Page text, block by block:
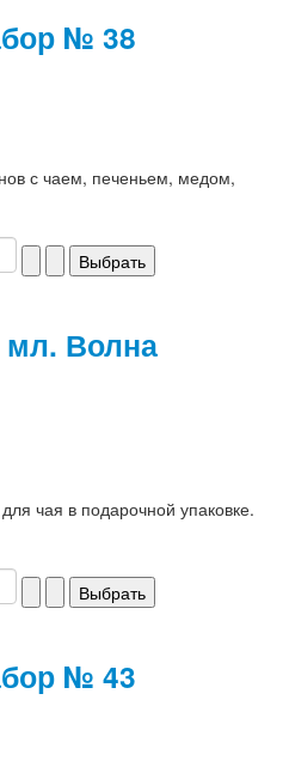
№ 38
с чаем, печеньем, медом,
мл. Волна
чая в подарочной упаковке.
№ 43